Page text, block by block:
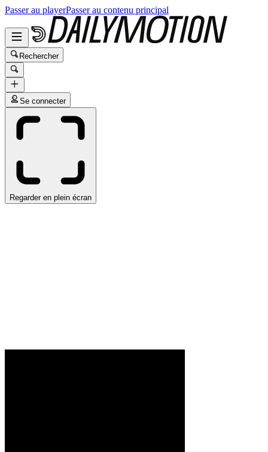
Passer au playerPasser au contenu principal
Rechercher
Se connecter
Regarder en plein écran